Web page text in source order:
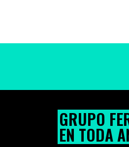
GRUPO
EN TODA